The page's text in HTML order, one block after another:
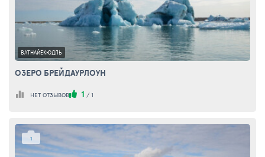
ВАТНАЙЁКЮДЛЬ
ОЗЕРО БРЕЙДАУРЛОУН
НЕТ ОТЗЫВОВ 1 / 1
1